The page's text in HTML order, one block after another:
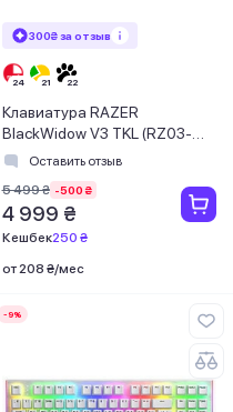
300₴ за отзыв
Клавиатура RAZER
BlackWidow V3 TKL (RZ03-
03490700-R3R1)
Оставить отзыв
5 499 ₴ -500 ₴
4 999 ₴
Кешбек250 ₴
от 208 ₴/мес
-9%